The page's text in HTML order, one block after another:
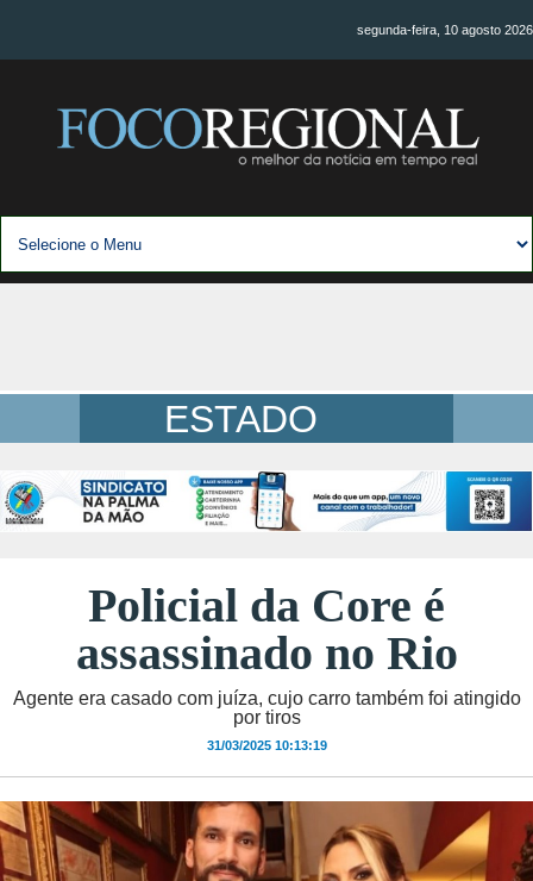
segunda-feira, 10 agosto 2026
ESTADO
Policial da Core é
assassinado no Rio
Agente era casado com juíza, cujo carro também foi atingido
por tiros
31/03/2025 10:13:19